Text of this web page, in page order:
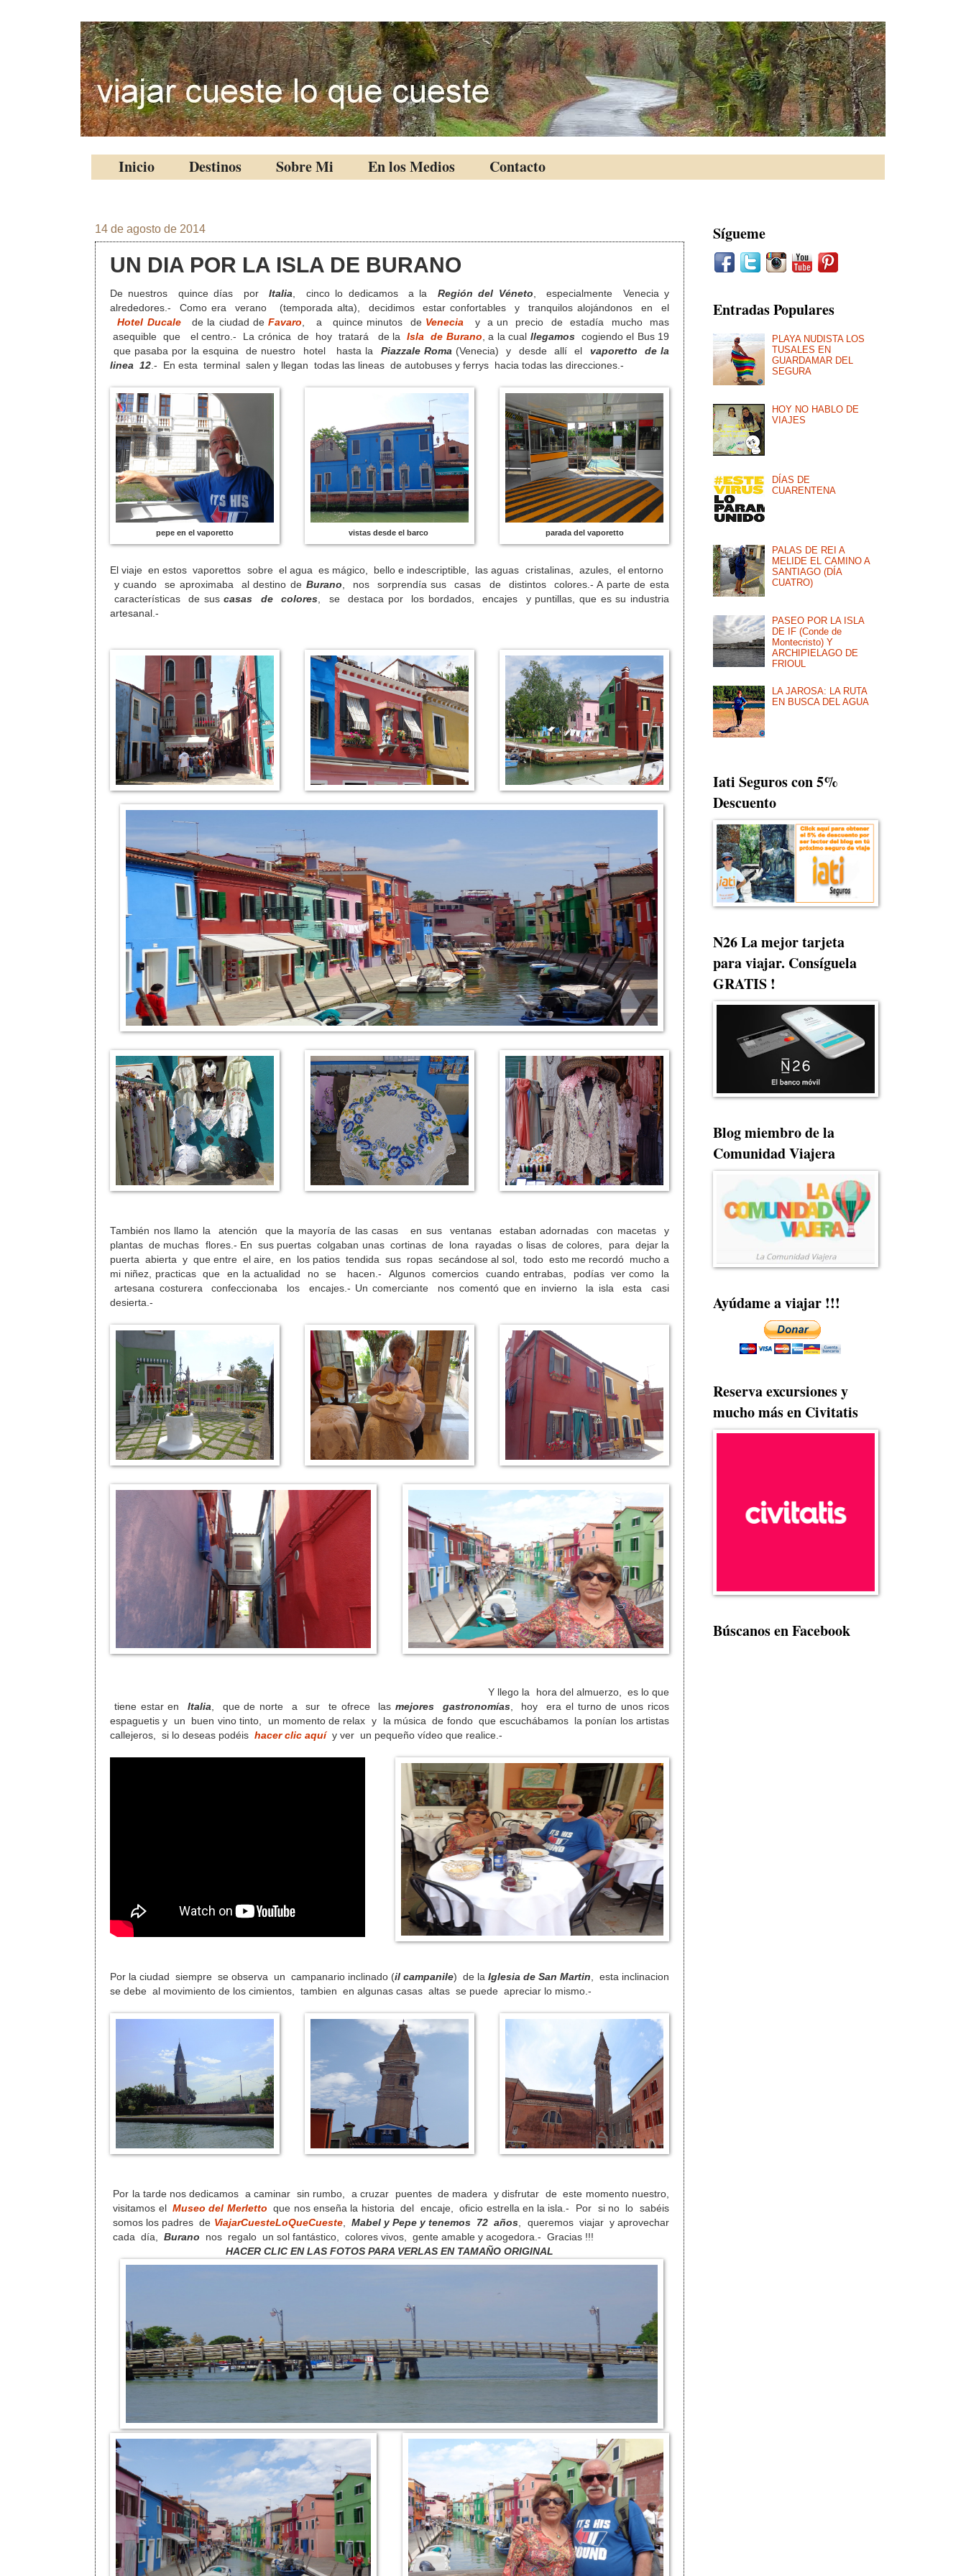
Inicio Destinos Sobre Mi En los Medios Contacto
14 de agosto de 2014
UN DIA POR LA ISLA DE BURANO
De nuestros quince días porItalia , cinco lo dedicamos a la Región del Véneto , especialmente Venecia y
alrededores.- Como era verano (temporada alta), decidimos estar confortables y tranquilos alojándonos en el
Hotel Ducale
de la ciudad de Favaro , a quince minutos de Venecia
y a un precio de estadía mucho mas
asequible que el centro.- La crónica de hoy tratará de laIsla de Burano , a la cual llegamoscogiendo el Bus 19
que pasaba por la esquina de nuestro hotel hasta la Piazzale Roma (Venecia) y desde allí el vaporetto de la
linea 12 .- En esta terminal salen y llegan todas las lineas de autobuses y ferrys hacia todas las direcciones.-
pepe en el vaporetto parada del vaporetto
vistas desde el barco
El viaje en estos vaporettos sobre el agua es mágico, bello e indescriptible, las aguas cristalinas, azules, el entorno
y cuando se aproximaba al destino de Burano , nos sorprendía sus casas de distintos colores.- A parte de esta
características de suscasas de colores , se destaca por los bordados, encajes y puntillas, que es su industria
artesanal.-
También nos llamo la atención que la mayoría de las casas en sus ventanas estaban adornadas con macetas y
plantas de muchas flores.- En sus puertas colgaban unas cortinas de lona rayadas o lisas de colores, para dejar la
puerta abierta y que entre el aire, en los patios tendida sus ropas secándose al sol, todo esto me recordó mucho a
mi niñez, practicas que en la actualidad no se hacen.- Algunos comercios cuando entrabas, podías ver como la
artesana costurera confeccionaba los encajes.- Un comerciante nos comentó que en invierno la isla esta casi
desierta.-
Y llego la hora del almuerzo, es lo que
tiene estar en Italia, que de norte a sur te ofrece lasmejores gastronomías, hoy era el turno de unos ricos
espaguetis y un buen vino tinto, un momento de relax y la música de fondo que escuchábamos la ponían los artistas
callejeros, si lo deseas podéis hacer clic aquíy ver un pequeño vídeo que realice.-
Por la ciudad siempre se observa un campanario inclinado (il campanile) de la Iglesia de San Martin, esta inclinacion
se debe al movimiento de los cimientos, tambien en algunas casas altas se puede apreciar lo mismo.-
Por la tarde nos dedicamos a caminar sin rumbo, a cruzar puentes de madera y disfrutar de este momento nuestro,
visitamos elMuseo del Merletto que nos enseña la historia del encaje, oficio estrella en la isla.- Por si no lo sabéis
somos los padres de ViajarCuesteLoQueCueste, Mabel y Pepe y tenemos 72 años, queremos viajar y aprovechar
cada día, Burano nos regalo un sol fantástico, colores vivos, gente amable y acogedora.- Gracias !!!
HACER CLIC EN LAS FOTOS PARA VERLAS EN TAMAÑO ORIGINAL
Sígueme
Entradas Populares
PLAYA NUDISTA LOS
TUSALES EN
GUARDAMAR DEL
SEGURA
HOY NO HABLO DE
VIAJES
DÍAS DE
CUARENTENA
PALAS DE REI A
MELIDE EL CAMINO A
SANTIAGO (DÍA
CUATRO)
PASEO POR LA ISLA
DE IF (Conde de
Montecristo) Y
ARCHIPIELAGO DE
FRIOUL
LA JAROSA: LA RUTA
EN BUSCA DEL AGUA
Iati Seguros con 5%
Descuento
N26 La mejor tarjeta
para viajar. Consíguela
GRATIS !
Blog miembro de la
Comunidad Viajera
Ayúdame a viajar !!!
Reserva excursiones y
mucho más en Civitatis
Búscanos en Facebook